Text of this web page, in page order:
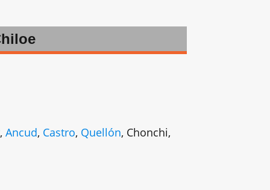
, Ancud, Castro, Quellón, Chonchi,